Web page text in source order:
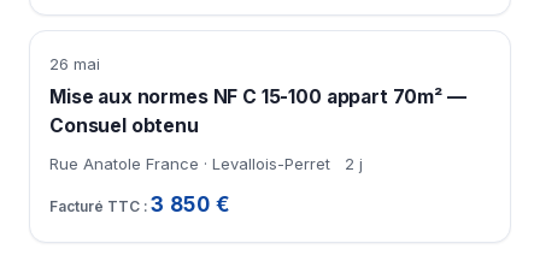
26 mai
Mise aux normes NF C 15-100 appart 70m² —
Consuel obtenu
Rue Anatole France · Levallois-Perret 2 j
3 850 €